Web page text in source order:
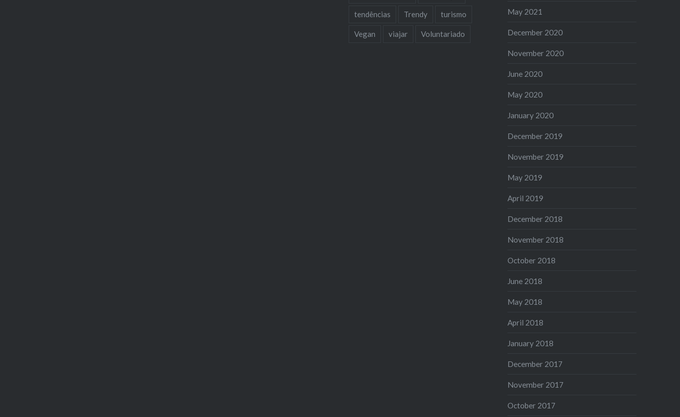
tendências Trendy turismo
Vegan viajar Voluntariado
May 2021
December 2020
November 2020
June 2020
May 2020
January 2020
December 2019
November 2019
May 2019
April 2019
December 2018
November 2018
October 2018
June 2018
May 2018
April 2018
January 2018
December 2017
November 2017
October 2017